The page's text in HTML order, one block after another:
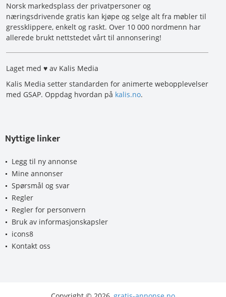
Norsk markedsplass der privatpersoner og
næringsdrivende gratis kan kjøpe og selge alt fra møbler til
gressklippere, enkelt og raskt. Over 10 000 nordmenn har
allerede brukt nettstedet vårt til annonsering!
Laget med ♥ av Kalis Media
Kalis Media setter standarden for animerte webopplevelser
med GSAP. Oppdag hvordan på kalis.no.
Nyttige linker
Legg til ny annonse
Mine annonser
Spørsmål og svar
Regler
Regler for personvern
Bruk av informasjonskapsler
icons8
Kontakt oss